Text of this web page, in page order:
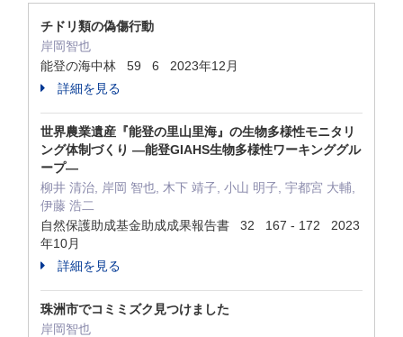
チドリ類の偽傷行動
岸岡智也
能登の海中林 59 6 2023年12月
詳細を見る
世界農業遺産『能登の里山里海』の生物多様性モニタリ
ング体制づくり ―能登GIAHS生物多様性ワーキンググル
ープ―
柳井 清治, 岸岡 智也, 木下 靖子, 小山 明子, 宇都宮 大輔,
伊藤 浩二
自然保護助成基金助成成果報告書 32 167 - 172 2023
年10月
詳細を見る
珠洲市でコミミズク見つけました
岸岡智也